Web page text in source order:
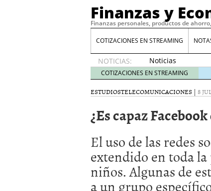
Finanzas y
Finanzas personales, productos de
COTIZACIONES EN STREAMING
NOTICIAS:
Noticias
de XRP
por qué
las
de
whales
llegar
tarde 16
de abril
de 2026
Comparativa
COTIZACIONES EN STREAMING
ESTUDIOSTELECOMUNICACIONES | 8
¿Es capaz
El uso de las redes
extendido en toda
niños. Algunas de
a un grupo